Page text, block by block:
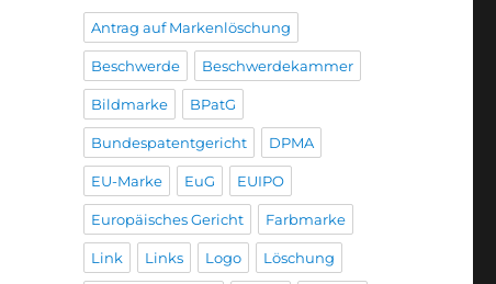
Antrag auf Markenlöschung
Beschwerde Beschwerdekammer
Bildmarke BPatG
Bundespatentgericht DPMA
EU-Marke EuG EUIPO
Europäisches Gericht Farbmarke
Link Links Logo Löschung